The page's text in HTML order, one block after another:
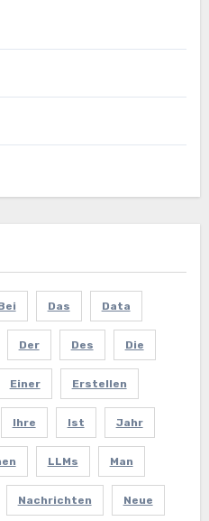
Das Data
Der Des Die
Einer Erstellen
Ihre Ist Jahr
LLMs Man
Nachrichten Neue